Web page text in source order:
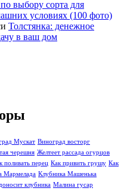
выбору сорта для
условиях (100 фото)
Толстянка: денежное
в ваш дом
Мускат Виноград восторг
черешня Желтеет рассада огурцов
поливать перец Как привить грушу Как
Мармелада Клубника Машенька
клубника Малина гусар